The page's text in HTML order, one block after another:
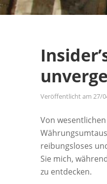
Veröffentlicht am 27/
Von
reibungsloses
Sie mich,
zu entdecken.